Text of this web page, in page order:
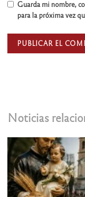
Noticias
Guarda mi nombre,
para la próxima vez